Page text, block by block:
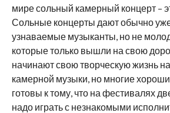
мире сольный камерный концерт –
Сольные концерты дают обычно
узнаваемые музыканты, но не
которые только вышли на свою
начинают свою творческую жизнь
камерной музыки, но многие
готовы к тому, что на фестивалях
надо играть с незнакомыми